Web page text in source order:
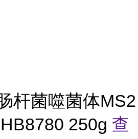
杆菌噬菌体MS2
250g 查